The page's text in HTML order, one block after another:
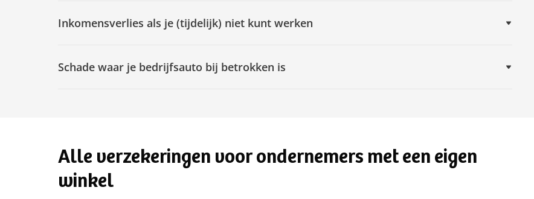
Inkomensverlies als je (tijdelijk) niet kunt werken
Schade waar je bedrijfsauto bij betrokken is
Alle verzekeringen voor ondernemers met een eigen
winkel